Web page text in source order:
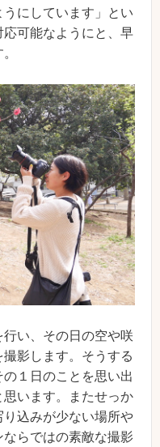
うにしています」とい
可能なようにと、早
行い、その日の空や咲
影します。そうする
１日のことを思い出
います。またせっか
り込みが少ない場所や
らではの素敵な撮影